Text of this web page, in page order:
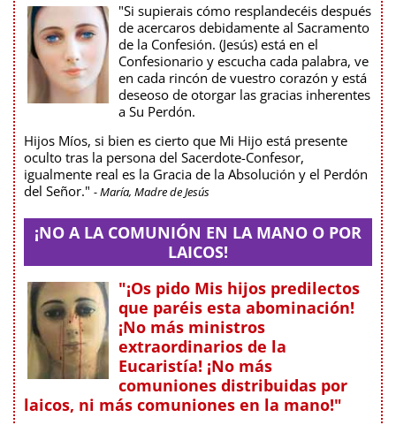
"Si supierais cómo resplandecéis después
de acercaros debidamente al Sacramento
de la Confesión. (Jesús) está en el
Confesionario y escucha cada palabra, ve
en cada rincón de vuestro corazón y está
deseoso de otorgar las gracias inherentes
a Su Perdón.
Hijos Míos, si bien es cierto que Mi Hijo está presente
oculto tras la persona del Sacerdote-Confesor,
igualmente real es la Gracia de la Absolución y el Perdón
del Señor." - María, Madre de Jesús
¡NO A LA COMUNIÓN EN LA MANO O POR
LAICOS!
"¡Os pido Mis hijos predilectos
que paréis esta abominación!
¡No más ministros
extraordinarios de la
Eucaristía! ¡No más
comuniones distribuidas por
laicos, ni más comuniones en la mano!"